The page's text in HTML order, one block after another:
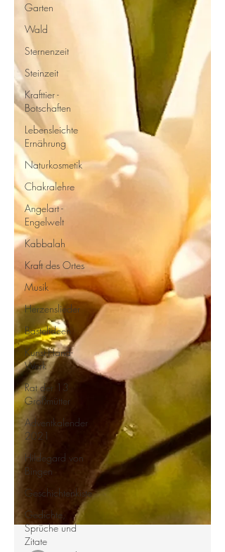
Garten
Wald
Sternenzeit
Steinzeit
Krafttier -
Botschaften
Lebensleichte
Ernährung
Naturkosmetik
Chakralehre
Angelart -
Engelwelt
Kabbalah
Kraft des Ortes
Musik
Herzenslieder
Bastelideen
Kunst-Hand-
Werk
Rat der 13
Großmütter
Adventkalender
2021
Hildegard von
Bingen
Geschichtenkiste
Gedichte,
Sprüche und
Zitate